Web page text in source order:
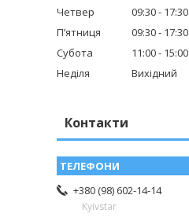
Четвер
09:30
17:30
Пʼятниця
09:30
17:30
Субота
11:00
15:00
Неділя
Вихідний
Контакти
+380 (98) 602-14-14
Kyivstar